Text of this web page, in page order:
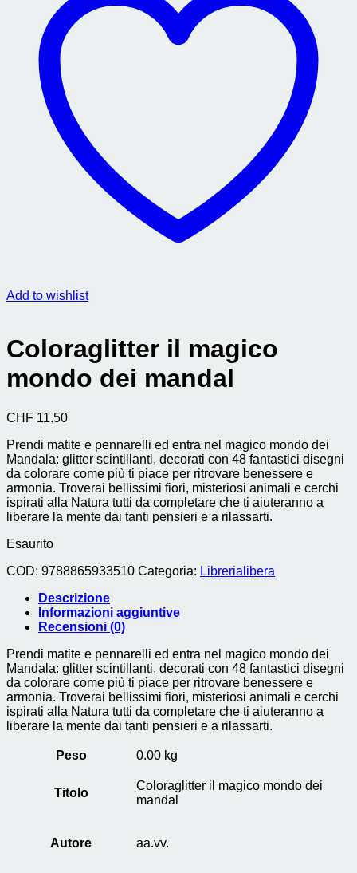
Add to wishlist
Coloraglitter il magico
mondo dei mandal
CHF 11.50
Prendi matite e pennarelli ed entra nel magico mondo dei
Mandala: glitter scintillanti, decorati con 48 fantastici disegni
da colorare come più ti piace per ritrovare benessere e
armonia. Troverai bellissimi fiori, misteriosi animali e cerchi
ispirati alla Natura tutti da completare che ti aiuteranno a
liberare la mente dai tanti pensieri e a rilassarti.
Esaurito
COD: 9788865933510 Categoria: Librerialibera
Descrizione
Informazioni aggiuntive
Recensioni (0)
Prendi matite e pennarelli ed entra nel magico mondo dei
Mandala: glitter scintillanti, decorati con 48 fantastici disegni
da colorare come più ti piace per ritrovare benessere e
armonia. Troverai bellissimi fiori, misteriosi animali e cerchi
ispirati alla Natura tutti da completare che ti aiuteranno a
liberare la mente dai tanti pensieri e a rilassarti.
Peso 0.00 kg
Titolo
Coloraglitter il magico mondo dei
mandal
Autore aa.vv.